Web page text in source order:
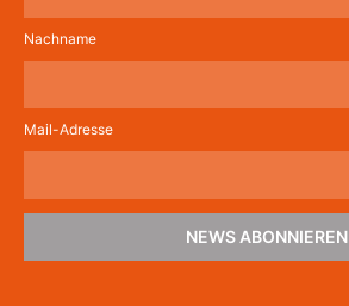
Nachname
Mail-Adresse
NEWS ABONNIEREN